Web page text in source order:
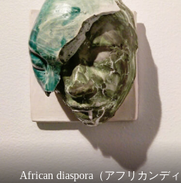
African diaspora（アフリカンデ